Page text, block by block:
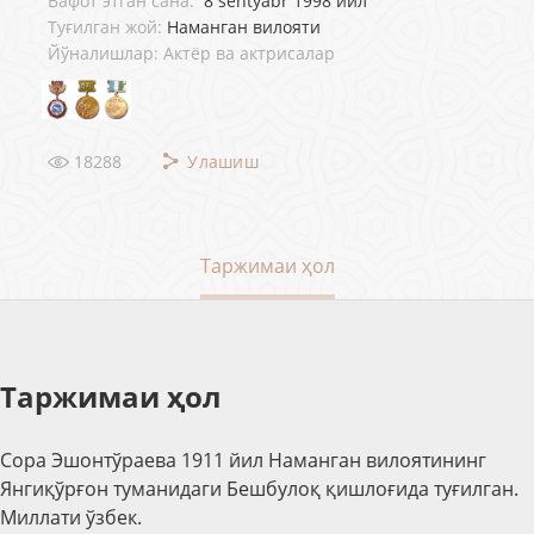
Туғилган жой: Наманган вилояти
Йўналишлар: Актёр ва актрисалар
18288 Улашиш
Таржимаи ҳол
Таржимаи ҳол
Сора Эшонтўраева 1911 йил Наманган вилоятининг
Янгиқўрғон туманидаги Бешбулоқ қишлоғида туғилган.
Миллати ўзбек.